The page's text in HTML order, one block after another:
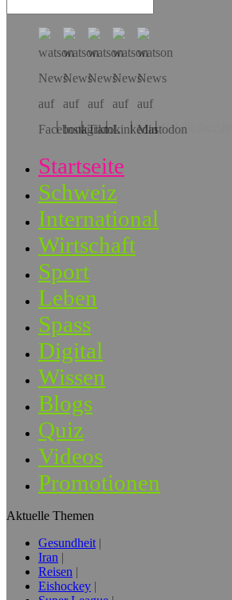
Hol dir die App!
Startseite
Schweiz
International
Wirtschaft
Sport
Leben
Spass
Digital
Wissen
Blogs
Quiz
Videos
Promotionen
Aktuelle Themen
Gesundheit
Iran
Reisen
Eishockey